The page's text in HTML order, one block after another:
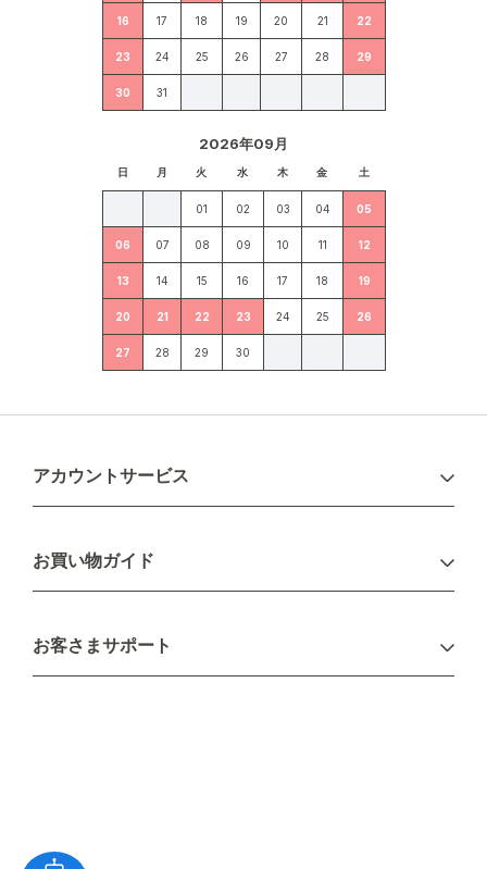
16 17 18 19 20 21 22
23 24 25 26 27 28 29
30 31
2026年09月
日 月 火 水 木 金 土
01 02 03 04 05
06 07 08 09 10 11 12
13 14 15 16 17 18 19
20 21 22 23 24 25 26
27 28 29 30
アカウントサービス
新規会員登録
お買い物ガイド
配送について
不良品・返品について
お客さまサポート
コラム